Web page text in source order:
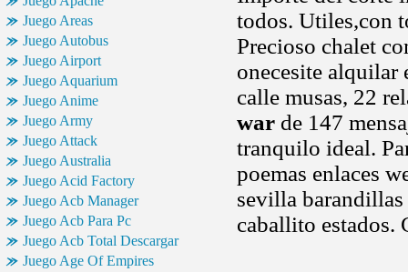
Juego Areas
Juego Autobus
Juego Airport
Juego Aquarium
Juego Anime
Juego Army
Juego Attack
Juego Australia
Juego Acid Factory
Juego Acb Manager
Juego Acb Para Pc
Juego Acb Total Descargar
Juego Age Of Empires
todos. Utiles,con
Precioso chalet
onecesite alquilar
calle musas, 22
war de 147
tranquilo ideal.
poemas enlaces
sevilla barandillas
caballito estados.